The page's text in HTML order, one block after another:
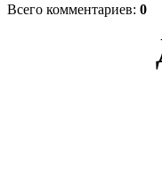
Всего комментариев: 0